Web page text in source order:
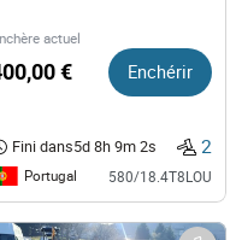
actuel
€ Enchérir
Fini dans5d 8h 9m 1s 2
Portugal 580/18.4T8LOU